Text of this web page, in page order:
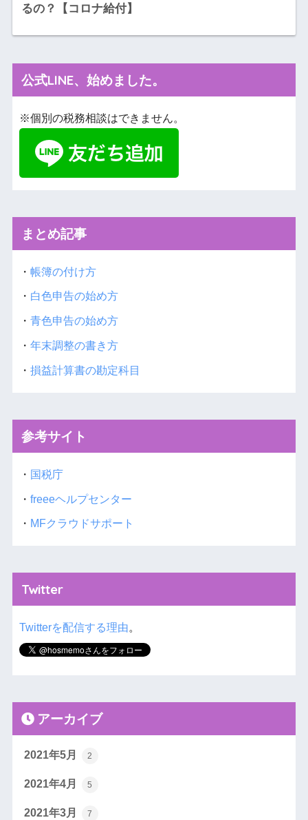
るの？【コロナ給付】
公式LINE、始めました。
※個別の税務相談はできません。
まとめ記事
・ 帳簿の付け方
・ 白色申告の始め方
・ 青色申告の始め方
・ 年末調整の書き方
・ 損益計算書の勘定科目
参考サイト
・ 国税庁
・ freeeヘルプセンター
・ MFクラウドサポート
Twitter
Twitterを配信する理由。
アーカイブ
2021年5月 2
2021年4月 5
2021年3月 7